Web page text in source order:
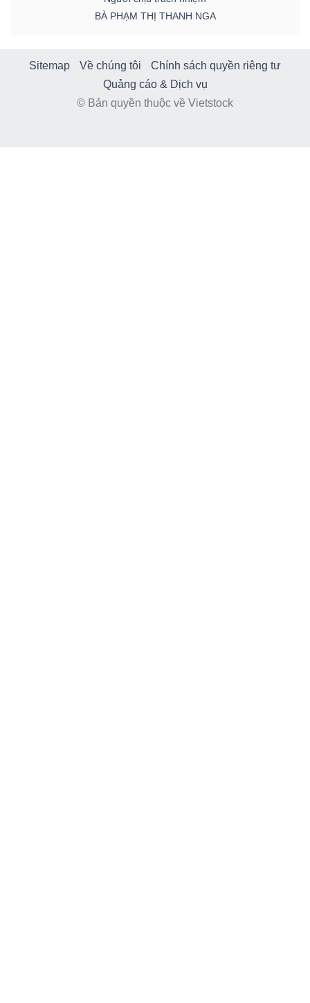
BÀ PHẠM THỊ THANH NGA
Sitemap Về chúng tôi
Chính sách quyền riêng tư
Quảng cáo & Dịch vụ
© Bản quyền thuộc về Vietstock